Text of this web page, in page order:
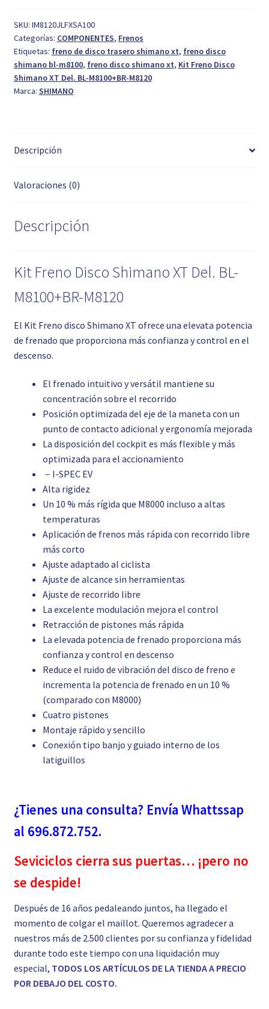
SKU: IM8120JLFXSA100
Categorías: COMPONENTES, Frenos
Etiquetas: freno de disco trasero shimano xt, freno disco
shimano bl-m8100, freno disco shimano xt, Kit Freno Disco
Shimano XT Del. BL-M8100+BR-M8120
Marca: SHIMANO
Descripción
Valoraciones (0)
Descripción
Kit Freno Disco Shimano XT Del. BL-
M8100+BR-M8120
El Kit Freno disco Shimano XT ofrece una elevata potencia
de frenado que proporciona más confianza y control en el
descenso.
El frenado intuitivo y versátil mantiene su
concentración sobre el recorrido
Posición optimizada del eje de la maneta con un
punto de contacto adicional y ergonomía mejorada
La disposición del cockpit es más flexible y más
optimizada para el accionamiento
－I-SPEC EV
Alta rigidez
Un 10 % más rígida que M8000 incluso a altas
temperaturas
Aplicación de frenos más rápida con recorrido libre
más corto
Ajuste adaptado al ciclista
Ajuste de alcance sin herramientas
Ajuste de recorrido libre
La excelente modulación mejora el control
Retracción de pistones más rápida
La elevada potencia de frenado proporciona más
confianza y control en descenso
Reduce el ruido de vibración del disco de freno e
incrementa la potencia de frenado en un 10 %
(comparado con M8000)
Cuatro pistones
Montaje rápido y sencillo
Conexión tipo banjo y guiado interno de los
latiguillos
¿Tienes una consulta? Envía Whattssap
al 696.872.752.
Seviciclos cierra sus puertas… ¡pero no
se despide!
Después de 16 años pedaleando juntos, ha llegado el
momento de colgar el maillot. Queremos agradecer a
nuestros más de 2.500 clientes por su confianza y fidelidad
durante todo este tiempo con una liquidación muy
especial, TODOS LOS ARTÍCULOS DE LA TIENDA A PRECIO
POR DEBAJO DEL COSTO.